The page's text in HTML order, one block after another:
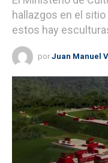
hallazgos en el
estos hay
por Juan Manuel